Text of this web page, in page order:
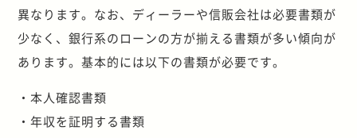
異なります。なお、ディーラーや信販会社は必要書類が
少なく、銀行系のローンの方が揃える書類が多い傾向が
あります。基本的には以下の書類が必要です。
・本人確認書類
・年収を証明する書類